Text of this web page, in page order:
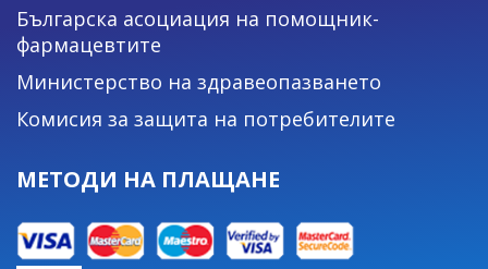
Българска асоциация на помощник-
фармацевтите
Министерство на здравеопазването
Комисия за защита на потребителите
МЕТОДИ НА ПЛАЩАНЕ